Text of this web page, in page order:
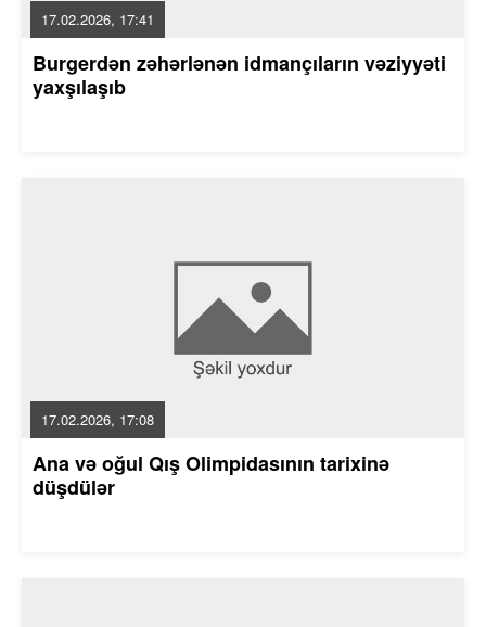
17.02.2026, 17:41
Burgerdən zəhərlənən idmançıların vəziyyəti
yaxşılaşıb
17.02.2026, 17:08
Ana və oğul Qış Olimpidasının tarixinə
düşdülər